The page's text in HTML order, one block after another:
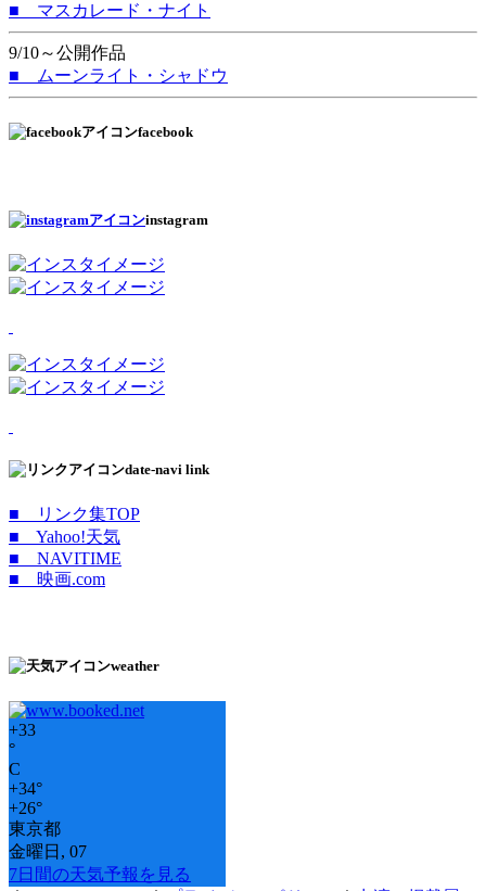
■ マスカレード・ナイト
9/10～公開作品
■ ムーンライト・シャドウ
facebook
instagram
date-navi link
■ リンク集TOP
■ Yahoo!天気
■ NAVITIME
■ 映画.com
weather
+33
°
C
+34°
+26°
東京都
金曜日, 07
7日間の天気予報を見る